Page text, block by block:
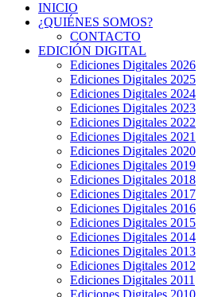
INICIO
¿QUIÉNES SOMOS?
CONTACTO
EDICIÓN DIGITAL
Ediciones Digitales 2026
Ediciones Digitales 2025
Ediciones Digitales 2024
Ediciones Digitales 2023
Ediciones Digitales 2022
Ediciones Digitales 2021
Ediciones Digitales 2020
Ediciones Digitales 2019
Ediciones Digitales 2018
Ediciones Digitales 2017
Ediciones Digitales 2016
Ediciones Digitales 2015
Ediciones Digitales 2014
Ediciones Digitales 2013
Ediciones Digitales 2012
Ediciones Digitales 2011
Ediciones Digitales 2010